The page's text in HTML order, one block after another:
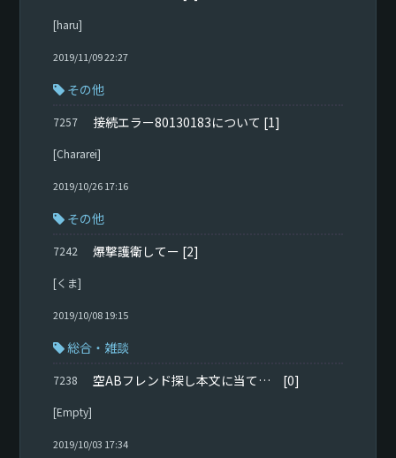
[haru]
2019/11/09 22:27
その他
7257 接続エラー80130183について [1]
[Chararei]
2019/10/26 17:16
その他
7242 爆撃護衛してー [2]
[くま]
2019/10/08 19:15
総合・雑談
7238 空ABフレンド探し本文に当てはまる方待ってます [0]
[Empty]
2019/10/03 17:34